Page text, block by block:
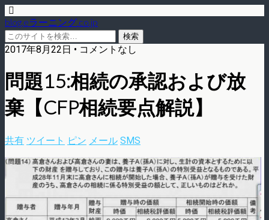
blog.eラーニング.co.jp
2017年8月22日 • コメントなし
問題15:相続の承認および放
棄【CFP相続要点解説】
共有 ツイート ピン メール SMS